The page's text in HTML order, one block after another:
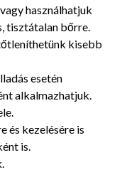
használhatjuk
tisztátalan bőrre.
kisebb
esetén
alkalmazhatjuk.
és kezelésére is
is.